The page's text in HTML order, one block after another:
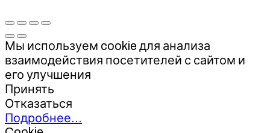
Мы используем cookie для анализа
взаимодействия посетителей с сайтом и
его улучшения
Принять
Отказаться
Подробнее…